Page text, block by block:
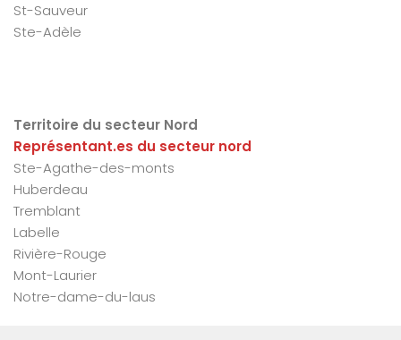
St-Sauveur
Ste-Adèle
Territoire du secteur Nord
Représentant.es du secteur nord
Ste-Agathe-des-monts
Huberdeau
Tremblant
Labelle
Rivière-Rouge
Mont-Laurier
Notre-dame-du-laus